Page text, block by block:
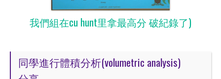
我們組在cu hunt里拿最高分 破紀錄了)
同學進行體積分析(volumetric analysis)